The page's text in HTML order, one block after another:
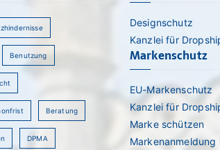
Benutzung
Beratung
DPMA
Designschutz
Kanzlei für
Markenschutz
EU-Markenschutz
Kanzlei für
Marke schützen
Markenanmeldung